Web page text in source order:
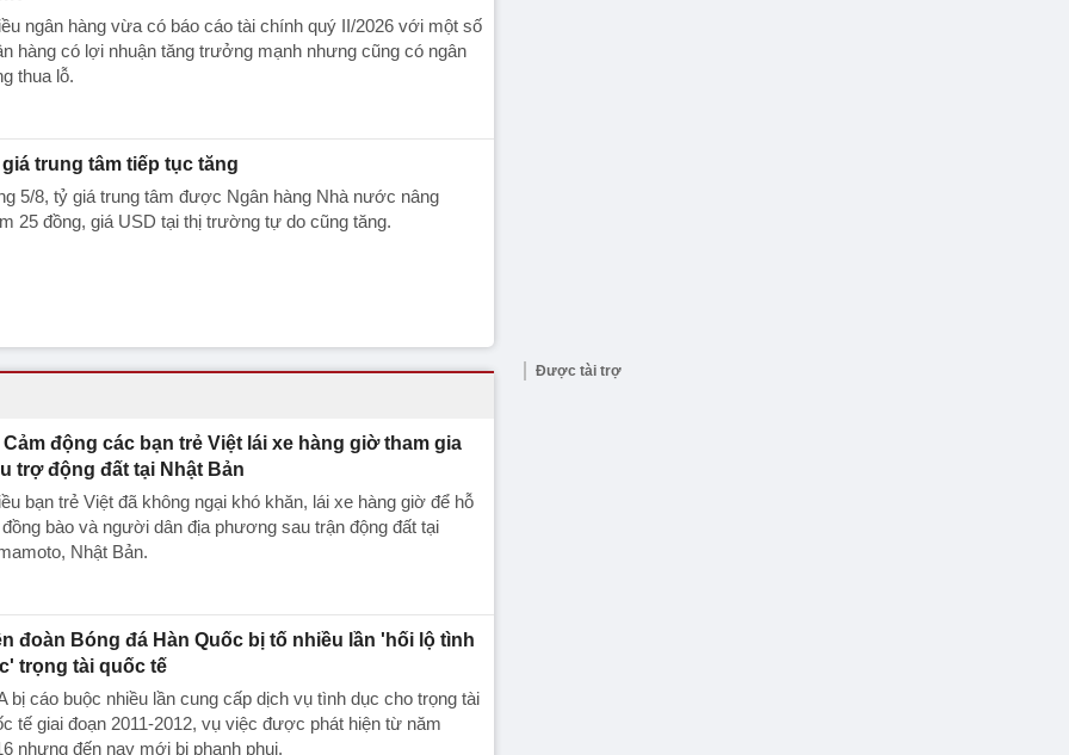
ngân hàng vừa có báo cáo tài chính quý II/2026 với một số
hàng có lợi nhuận tăng trưởng mạnh nhưng cũng có ngân
thua lỗ.
trung tâm tiếp tục tăng
5/8, tỷ giá trung tâm được Ngân hàng Nhà nước nâng
25 đồng, giá USD tại thị trường tự do cũng tăng.
Cảm động các bạn trẻ Việt lái xe hàng giờ tham gia
trợ động đất tại Nhật Bản
bạn trẻ Việt đã không ngại khó khăn, lái xe hàng giờ để hỗ
bào và người dân địa phương sau trận động đất tại
Nhật Bản.
đoàn Bóng đá Hàn Quốc bị tố nhiều lần 'hối lộ tình
trọng tài quốc tế
bị cáo buộc nhiều lần cung cấp dịch vụ tình dục cho trọng tài
tế giai đoạn 2011-2012, vụ việc được phát hiện từ năm
nhưng đến nay mới bị phanh phui.
Được tài trợ